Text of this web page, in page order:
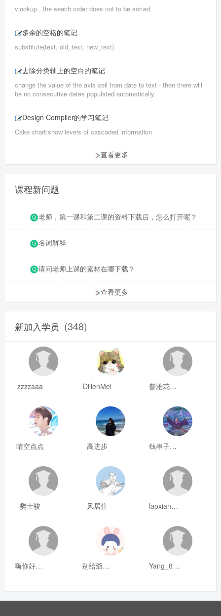
vlookup , the seach order does not to be sorted.
多余的空格的笔记
substitute(text, old_text, new_text)
去除分类轴上的空白的笔记
change the value of the axis cell from date to text - then there will
be no consecutive dates populated automatically.
Design Compiler的学习笔记
Cake chart:show levels of cascaded information
查看更多
课程新问题
老师，第一课和第二课的资料下载后，怎么打开呢？
名词解释
请问老师上课的素材在哪下载？
查看更多
新加入学员 (348)
zzzzaaa DillenMei 普雅花qya
晴空点点 高进步 钱串子123
樊士骏 风居住 laoxianrou
嗨你好8mm 别給爺装纯 Yang_811